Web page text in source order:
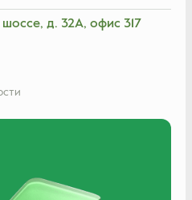
д. 32А, офис 317